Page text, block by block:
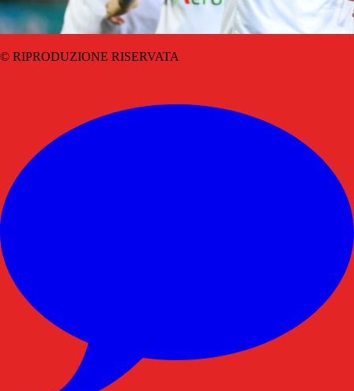
© RIPRODUZIONE RISERVATA